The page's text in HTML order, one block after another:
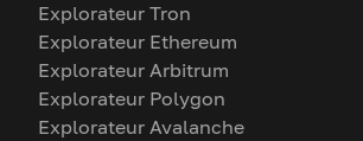
Explorateur Tron
Explorateur Ethereum
Explorateur Arbitrum
Explorateur Polygon
Explorateur Avalanche